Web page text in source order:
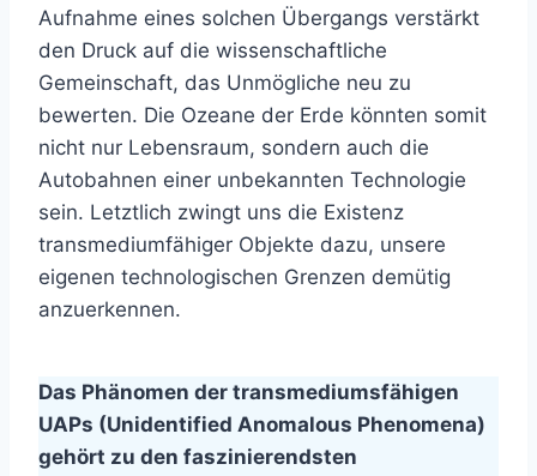
Aufnahme eines solchen Übergangs verstärkt
den Druck auf die wissenschaftliche
Gemeinschaft, das Unmögliche neu zu
bewerten. Die Ozeane der Erde könnten somit
nicht nur Lebensraum, sondern auch die
Autobahnen einer unbekannten Technologie
sein. Letztlich zwingt uns die Existenz
transmediumfähiger Objekte dazu, unsere
eigenen technologischen Grenzen demütig
anzuerkennen.
Das Phänomen der transmediumsfähigen
UAPs (Unidentified Anomalous Phenomena)
gehört zu den faszinierendsten